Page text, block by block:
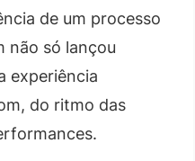
de um processo
não só lançou
experiência
do ritmo das